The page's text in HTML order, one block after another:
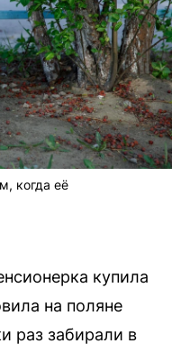
когда её
купила
на поляне
раз забирали в